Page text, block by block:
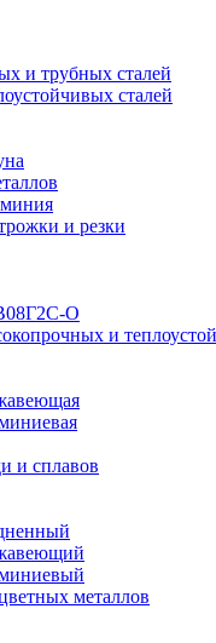
и трубных сталей
сталей
и резки
О
и
и сплавов
металлов